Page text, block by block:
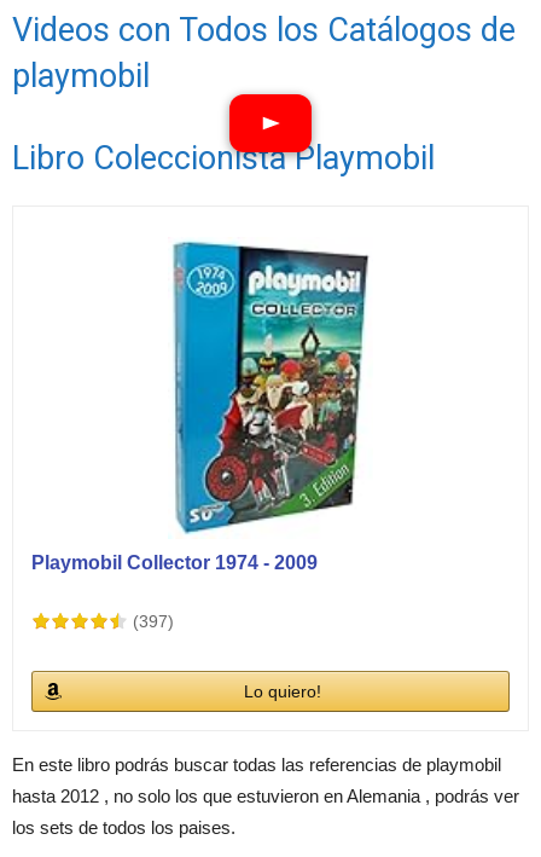
Videos con Todos los Catálogos de
playmobil
Libro Coleccionista Playmobil
Playmobil Collector 1974 - 2009
(397)
Lo quiero!
En este libro podrás buscar todas las referencias de playmobil
hasta 2012 , no solo los que estuvieron en Alemania , podrás ver
los sets de todos los paises.